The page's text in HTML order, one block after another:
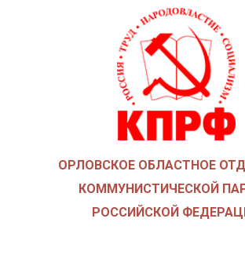
КАК ВСТУПИТЬ В КПРФ
ОБЩЕСТВЕННЫЕ ОРГАНИЗАЦИИ
СОЮЗ СОВЕТСКИХ ОФИЦЕРОВ В
АРМИИ И ФЛОТА
ОРЛОВСКОЕ ОБЛАСТНОЕ
КОММУНИСТИЧЕСКОЙ
РОССИЙСКОЙ